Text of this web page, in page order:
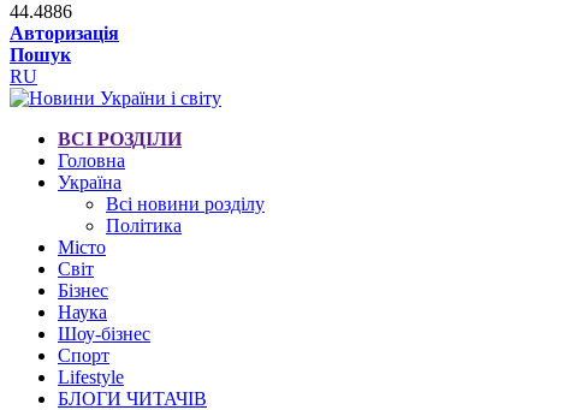
44.4886
Авторизація
Пошук
RU
ВСІ РОЗДІЛИ
Головна
Україна
Всі новини розділу
Політика
Місто
Світ
Бізнес
Наука
Шоу-бізнес
Спорт
Lifestyle
БЛОГИ ЧИТАЧІВ